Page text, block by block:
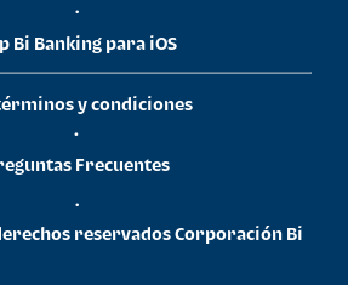
•
Bi Banking para iOS
y condiciones
•
Frecuentes
•
reservados Corporación Bi